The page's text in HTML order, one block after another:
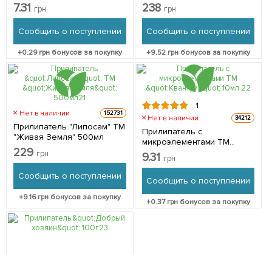
7.31 грн
Сообщить о поступлении
+0.29грн бонусов за покупку
238 грн
Сообщить о поступлении
+9.52грн бонусов за покупку
Нет в наличии 152731
Прилипатель "Липосам" ТМ
"Живая Земля" 500мл
229 грн
Сообщить о поступлении
+9.16грн бонусов за покупку
1
Нет в наличии 34212
Прилипатель с
микроэлементами ТМ
"Квантум" 10мл
9.31 грн
Сообщить о поступлении
+0.37грн бонусов за покупку